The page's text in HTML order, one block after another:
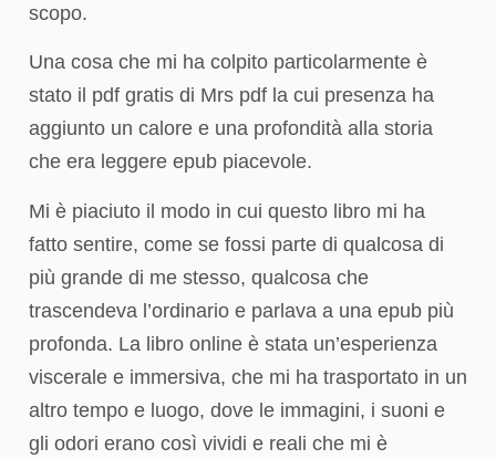
scopo.
Una cosa che mi ha colpito particolarmente è
stato il pdf gratis di Mrs pdf la cui presenza ha
aggiunto un calore e una profondità alla storia
che era leggere epub piacevole.
Mi è piaciuto il modo in cui questo libro mi ha
fatto sentire, come se fossi parte di qualcosa di
più grande di me stesso, qualcosa che
trascendeva l’ordinario e parlava a una epub più
profonda. La libro online è stata un’esperienza
viscerale e immersiva, che mi ha trasportato in un
altro tempo e luogo, dove le immagini, i suoni e
gli odori erano così vividi e reali che mi è